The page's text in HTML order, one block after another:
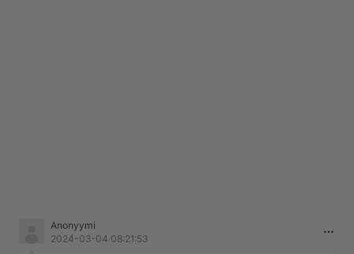
Anonyymi
2024-03-04 08:21:53